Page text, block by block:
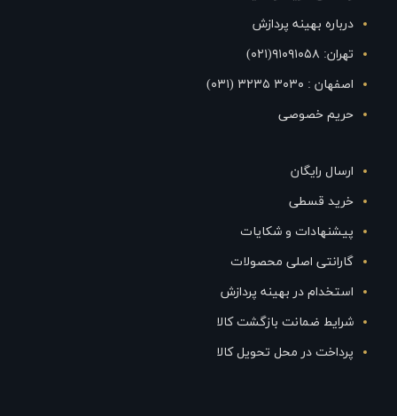
درباره بهینه پردازش
تهران: ۹۱۰۹۱۰۵۸(۰۲۱)
اصفهان : ۳۰۳۰ ۳۲۳۵ (۰۳۱)
حریم خصوصی
ارسال رایگان
خرید قسطی
پیشنهادات و شکایات
گارانتی اصلی محصولات
استخدام در بهینه پردازش
شرایط ضمانت بازگشت کالا
پرداخت در محل تحویل کالا